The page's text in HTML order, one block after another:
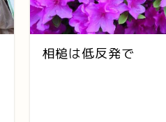
相槌は低反発で